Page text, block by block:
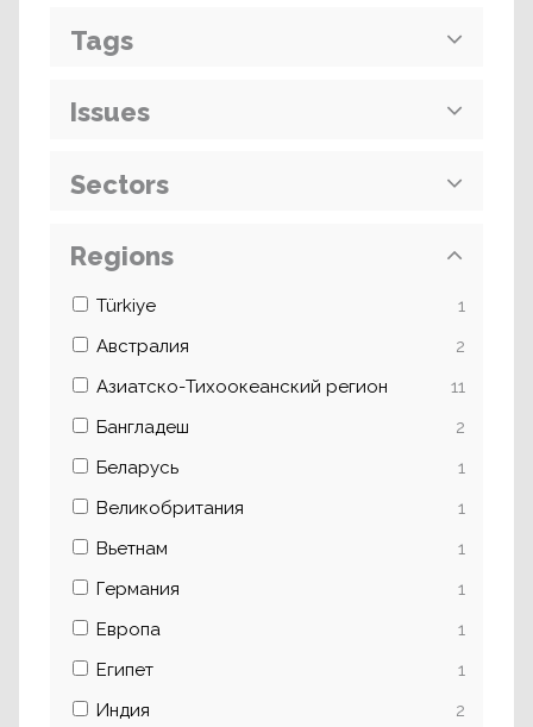
Tags
Issues
Sectors
Regions
Türkiye
1
Австралия
2
Азиатско-Тихоокеанский регион
11
Бангладеш
2
Беларусь
1
Великобритания
1
Вьетнам
1
Германия
1
Европа
1
Египет
1
Индия
2